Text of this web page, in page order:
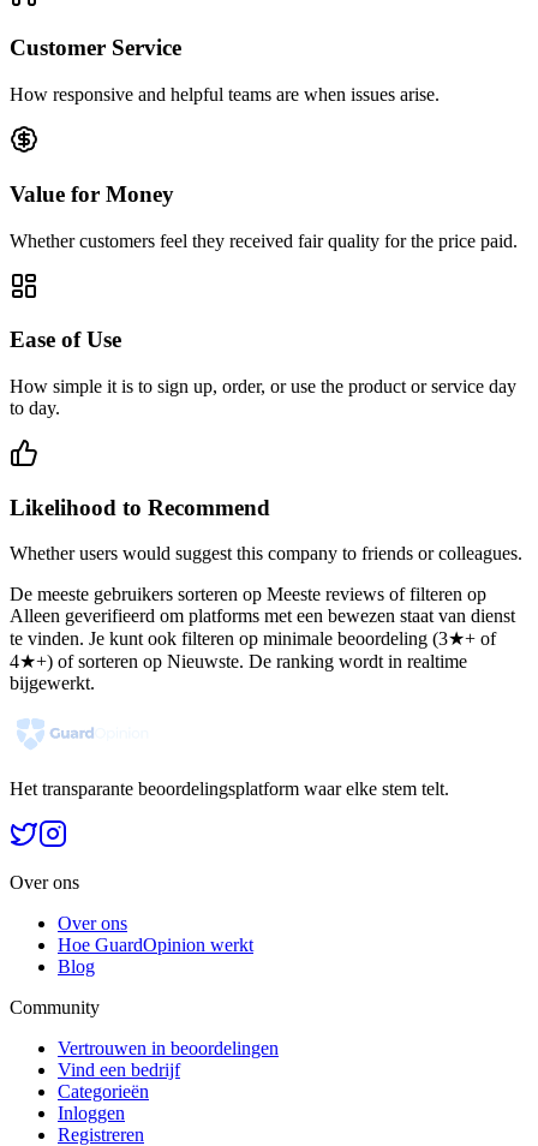
Customer Service
How responsive and helpful teams are when issues arise.
Value for Money
Whether customers feel they received fair quality for the price paid.
Ease of Use
How simple it is to sign up, order, or use the product or service day
to day.
Likelihood to Recommend
Whether users would suggest this company to friends or colleagues.
De meeste gebruikers sorteren op Meeste reviews of filteren op
Alleen geverifieerd om platforms met een bewezen staat van dienst
te vinden. Je kunt ook filteren op minimale beoordeling (3★+ of
4★+) of sorteren op Nieuwste. De ranking wordt in realtime
bijgewerkt.
Het transparante beoordelingsplatform waar elke stem telt.
Over ons
Over ons
Hoe GuardOpinion werkt
Blog
Community
Vertrouwen in beoordelingen
Vind een bedrijf
Categorieën
Inloggen
Registreren